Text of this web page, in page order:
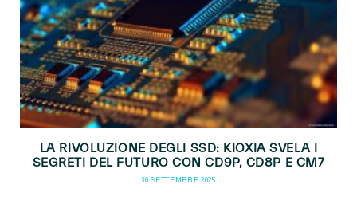
LA RIVOLUZIONE DEGLI SSD: KIOXIA SVELA I
SEGRETI DEL FUTURO CON CD9P, CD8P E CM7
30 SETTEMBRE 2025